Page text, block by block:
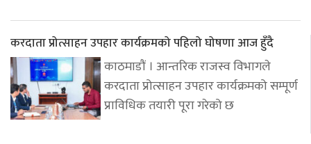
करदाता प्रोत्साहन उपहार कार्यक्रमको पहिलो घोषणा आज हुँदै
काठमाडौं । आन्तरिक राजस्व विभागले
करदाता प्रोत्साहन उपहार कार्यक्रमको सम्पूर्ण
प्राविधिक तयारी पूरा गरेको छ